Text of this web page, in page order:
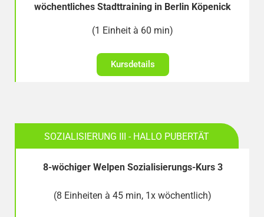
wöchentliches Stadttraining in Berlin Köpenick
(1 Einheit à 60 min)
Kursdetails
SOZIALISIERUNG III - HALLO PUBERTÄT
8-wöchiger Welpen Sozialisierungs-Kurs 3
(8 Einheiten à 45 min, 1x wöchentlich)